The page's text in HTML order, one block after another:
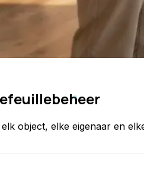
object, elke eigenaar en